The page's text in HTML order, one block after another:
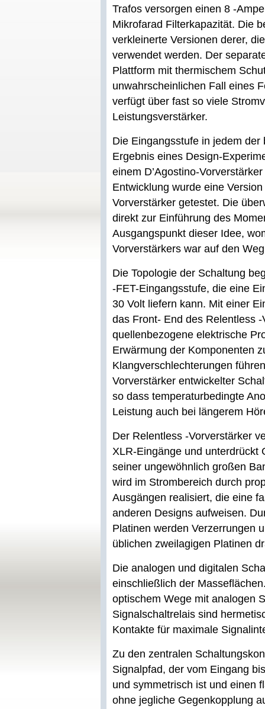
Trafos versorgen einen 8 -
Mikrofarad Filterkapazität. Die
verkleinerte Versionen derer,
verwendet werden. Der
Plattform mit thermischem
unwahrscheinlichen Fall eines
verfügt über fast so viele
Leistungsverstärker.
Die Eingangsstufe in jedem
Ergebnis eines Design-
einem D’Agostino-
Entwicklung wurde eine
Vorverstärker getestet. Die
direkt zur Einführung des
Ausgangspunkt dieser Idee,
Vorverstärkers war auf den
Die Topologie der Schaltung
-FET-Eingangsstufe, die eine
30 Volt liefern kann. Mit einer
das Front- End des Relentless
quellenbezogene elektrische
Erwärmung der Komponenten
Klangverschlechterungen
Vorverstärker entwickelter
so dass temperaturbedingte
Leistung auch bei längerem
Der Relentless -Vorverstärker
XLR-Eingänge und unterdrückt
seiner ungewöhnlich großen
wird im Strombereich durch
Ausgängen realisiert, die eine
anderen Designs aufweisen.
Platinen werden Verzerrungen
üblichen zweilagigen Platinen
Die analogen und digitalen
einschließlich der
optischem Wege mit analogen
Signalschaltrelais sind
Kontakte für maximale
Zu den zentralen
Signalpfad, der vom Eingang
und symmetrisch ist und einen
ohne jegliche Gegenkopplung